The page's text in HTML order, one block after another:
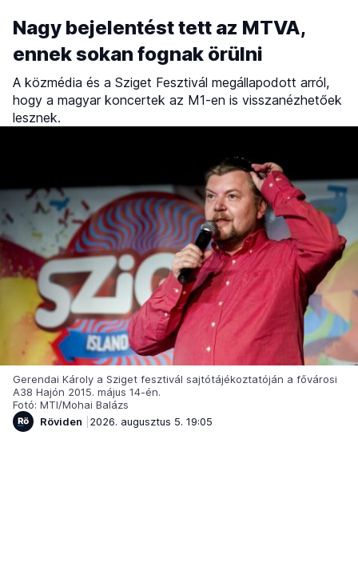
Nagy bejelentést tett az MTVA,
ennek sokan fognak örülni
A közmédia és a Sziget Fesztivál megállapodott arról,
hogy a magyar koncertek az M1-en is visszanézhetőek
lesznek.
Gerendai Károly a Sziget fesztivál sajtótájékoztatóján a fővárosi
A38 Hajón 2015. május 14-én.
Fotó: MTI/Mohai Balázs
Röviden
2026. augusztus 5. 19:05